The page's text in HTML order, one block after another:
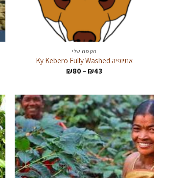
הקפה שלי
אתיופיה Ky Kebero Fully Washed
₪43
–
₪80 טווח
⁦₪80⁩